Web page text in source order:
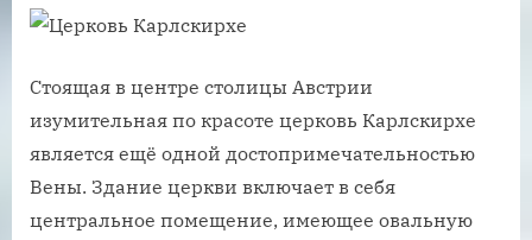
Стоящая в центре столицы Австрии
изумительная по красоте церковь Карлскирхе
является ещё одной достопримечательностью
Вены. Здание церкви включает в себя
центральное помещение, имеющее овальную